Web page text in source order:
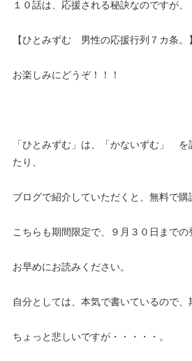
１０話は、応援される秘訣なのですが、
【ひとみずむ 男性の応援行列７カ条。
お楽しみにどうぞ！！！
「ひとみずむ」は、「かないずむ」
たり、
ブログで紹介していただくと、無料で購
こちらも期間限定で、９月３０日までの
お早めにお読みください。
自分としては、本気で書いているので、
ちょっと悲しいですが・・・・・。